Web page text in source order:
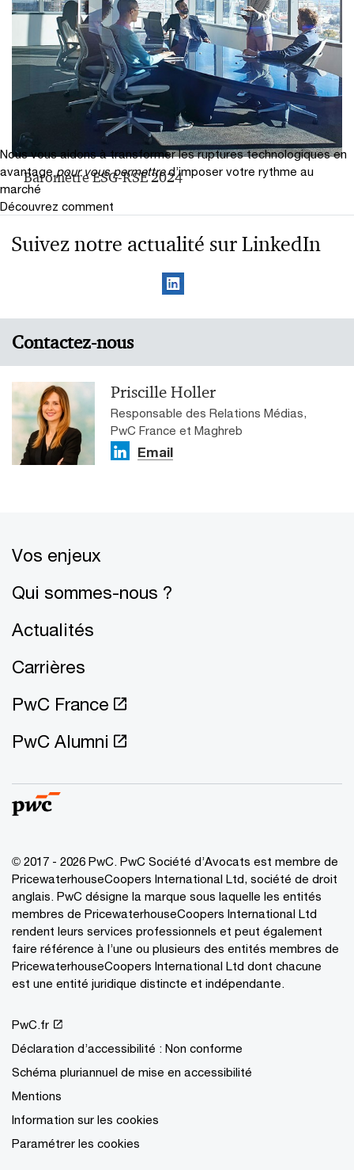
ESG
Baromètre ESG-RSE 2024
Nous vous aidons à transformer les ruptures technologiques en
avantage pour vous permettre d’imposer votre rythme au
marché
Découvrez comment
Suivez notre actualité sur LinkedIn
Contactez-nous
Priscille Holler
Responsable des Relations Médias,
PwC France et Maghreb
Email
Vos enjeux
Qui sommes-nous ?
Actualités
Carrières
PwC France
PwC Alumni
© 2017 - 2026 PwC. PwC Société d’Avocats est membre de
PricewaterhouseCoopers International Ltd, société de droit
anglais. PwC désigne la marque sous laquelle les entités
membres de PricewaterhouseCoopers International Ltd
rendent leurs services professionnels et peut également
faire référence à l’une ou plusieurs des entités membres de
PricewaterhouseCoopers International Ltd dont chacune
est une entité juridique distincte et indépendante.
PwC.fr
Déclaration d’accessibilité : Non conforme
Schéma pluriannuel de mise en accessibilité
Mentions
Information sur les cookies
Paramétrer les cookies